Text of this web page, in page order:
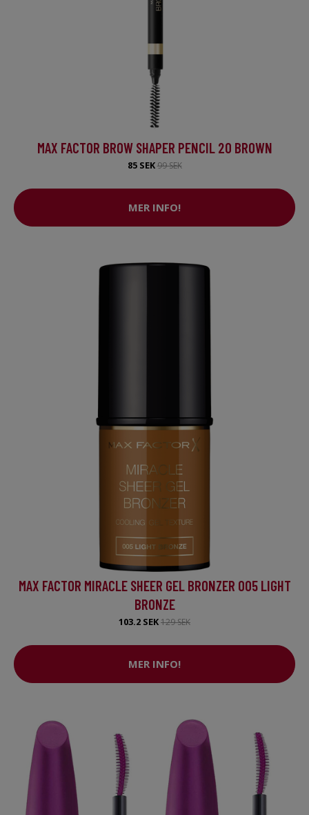
MAX FACTOR BROW SHAPER PENCIL 20 BROWN
85 SEK99 SEK
MER INFO!
MAX FACTOR MIRACLE SHEER GEL BRONZER 005 LIGHT
BRONZE
103.2 SEK129 SEK
MER INFO!